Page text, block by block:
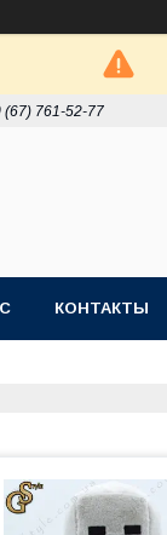
(67) 761-52-77
КОНТАКТЫ